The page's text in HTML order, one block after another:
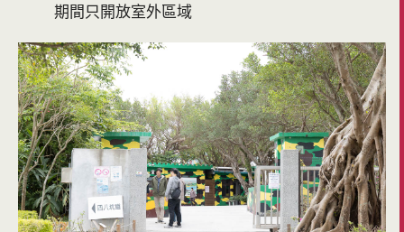
期間只開放室外區域